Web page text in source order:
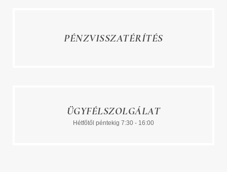
PÉNZVISSZATÉRÍTÉS
ÜGYFÉLSZOLGÁLAT
Hétfőtől péntekig 7:30 - 16:00